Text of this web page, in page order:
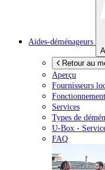
Aides-déménageurs
Retour au
Aperçu
Fournisseurs
Fonctionnement
Services
Types de
U-Box -
FAQ